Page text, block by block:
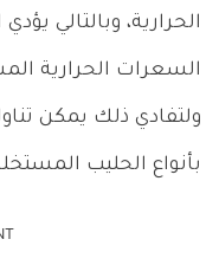
الحرارية، وبالتالي
السعرات الحرارية
ولتفادي ذلك يمكن
بأنواع الحليب